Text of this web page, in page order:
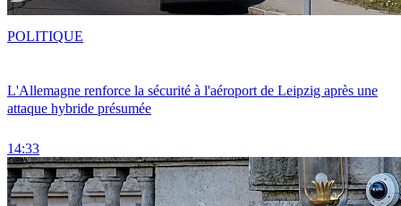
L'Allemagne renforce la sécurité à l'aéroport de Leipzig après une
attaque hybride présumée
14:33
POLITIQUE